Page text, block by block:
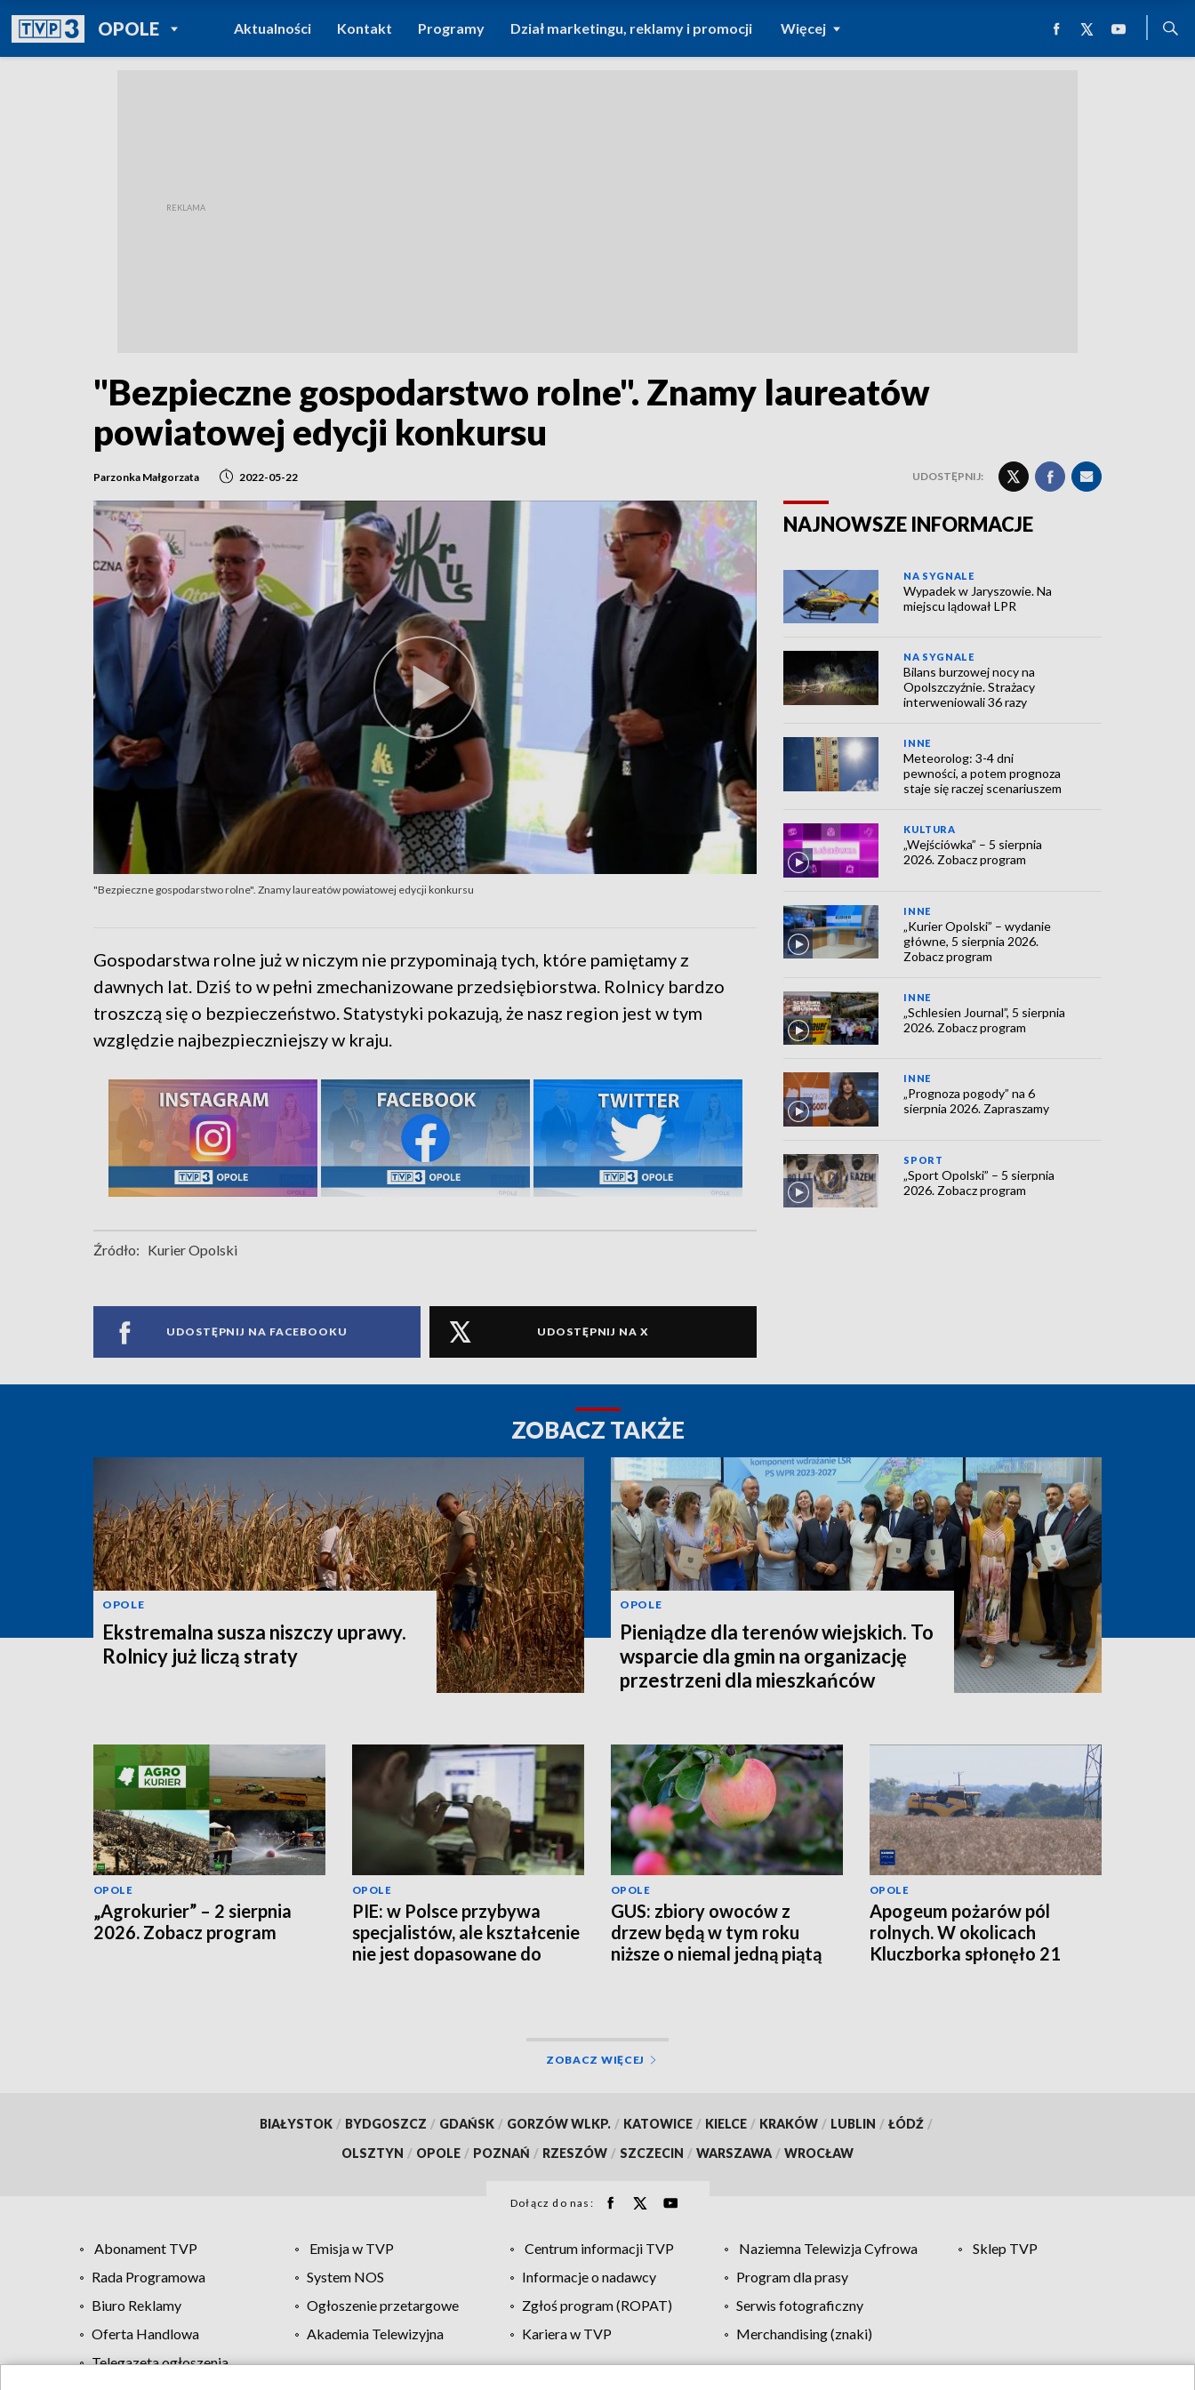
OPOLEPOWRÓT DO
TVP REGIONY
Aktualności Kontakt Programy Dział marketingu, reklamy i promocji Więcej
"Bezpieczne gospodarstwo rolne". Znamy laureatów
powiatowej edycji konkursu
Parzonka Małgorzata 2022-05-22 UDOSTĘPNIJ:
"Bezpieczne gospodarstwo rolne". Znamy laureatów powiatowej edycji konkursu
Gospodarstwa rolne już w niczym nie przypominają tych, które pamiętamy z
dawnych lat. Dziś to w pełni zmechanizowane przedsiębiorstwa. Rolnicy bardzo
troszczą się o bezpieczeństwo. Statystyki pokazują, że nasz region jest w tym
względzie najbezpieczniejszy w kraju.
Źródło: Kurier Opolski
UDOSTĘPNIJ NA FACEBOOKU UDOSTĘPNIJ NA X
NAJNOWSZE INFORMACJE
NA SYGNALE
Wypadek w Jaryszowie. Na
miejscu lądował LPR
NA SYGNALE
Bilans burzowej nocy na
Opolszczyźnie. Strażacy
interweniowali 36 razy
INNE
Meteorolog: 3-4 dni
pewności, a potem prognoza
staje się raczej scenariuszem
KULTURA
„Wejściówka” – 5 sierpnia
2026. Zobacz program
INNE
„Kurier Opolski” – wydanie
główne, 5 sierpnia 2026.
Zobacz program
INNE
„Schlesien Journal”, 5 sierpnia
2026. Zobacz program
INNE
„Prognoza pogody” na 6
sierpnia 2026. Zapraszamy
SPORT
„Sport Opolski” – 5 sierpnia
2026. Zobacz program
ZOBACZ TAKŻE
OPOLE
Ekstremalna susza niszczy uprawy.
Rolnicy już liczą straty
OPOLE
Pieniądze dla terenów wiejskich. To
wsparcie dla gmin na organizację
przestrzeni dla mieszkańców
OPOLE
„Agrokurier” – 2 sierpnia
2026. Zobacz program
OPOLE
PIE: w Polsce przybywa
specjalistów, ale kształcenie
nie jest dopasowane do
OPOLE
GUS: zbiory owoców z
drzew będą w tym roku
niższe o niemal jedną piątą
OPOLE
Apogeum pożarów pól
rolnych. W okolicach
Kluczborka spłonęło 21
ZOBACZ WIĘCEJ
BIAŁYSTOK / BYDGOSZCZ / GDAŃSK / GORZÓW WLKP. / KATOWICE / KIELCE / KRAKÓW / LUBLIN / ŁÓDŹ /
OLSZTYN / OPOLE / POZNAŃ / RZESZÓW / SZCZECIN / WARSZAWA / WROCŁAW
Dołącz do nas:
Abonament TVP Emisja w TVP Centrum informacji TVP Naziemna Telewizja Cyfrowa
Sklep TVP
Rada Programowa
System NOS Informacje o nadawcy
Program dla prasy
Biuro Reklamy
Ogłoszenie przetargowe Zgłoś program (ROPAT)
Serwis fotograficzny
Oferta Handlowa
Akademia Telewizyjna Kariera w TVP
Merchandising (znaki)
Telegazeta ogłoszenia